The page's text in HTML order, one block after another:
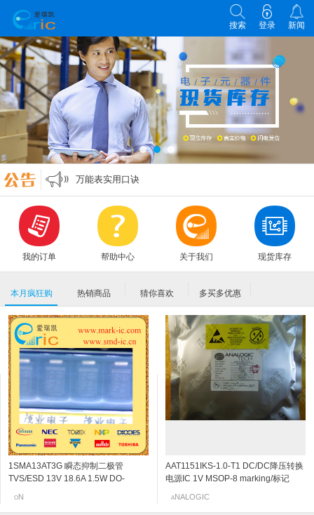
新闻
登录
搜索
各类电子元器件选型原则
零欧姆电阻的作用
万能表实用口诀
各类电子元器件选型原则
零欧姆电阻的作用
我的订单 帮助中心 关于我们 现货库存
本月疯狂购 热销商品 猜你喜欢 多买多优惠
1SMA13AT3G 瞬态抑制二极管
TVS/ESD 13V 18.6A 1.5W DO-
ON
AAT1151IKS-1.0-T1 DC/DC降压转换
电源IC 1V MSOP-8 marking/标记
ANALOGIC
2SC5108-Y NPN三极管 20V 30mA
6Ghz 120~240 SOT-523/SSM
TOSHIBA
2SC4666 NPN三极管 50V
150mA/0.15A 250MHz 600~3600
TOSHIBA
RUM003N02 N沟道MOSFET 20V
300mA/0.3A sot-723/VMT3 marking/
ROHM
贴片电解电容 RV2-16V100M-R 10?F
4X5.3 marking/标记 16V10UF
ELNA
2SK3230 N沟道结型场效应管 20v
0.06~0.11mA SOT-523 marking/标记
NEC
2SK198-Q N沟道结型场效应管 30v
2~6mA SOT-23 marking/标记 10Q 低
Panasonic